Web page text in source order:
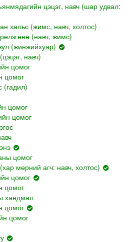
цэцэг, навч (шар удвал:
хальс (жимс, навч, холтос)
(навч, жимс)
(жинжийхуар)
навч)
цомог
цомог
(гадил)
цомог
цомог
цомог
мөрний агч: навч, холтос)
цомог
цомог
хандмал
цомог
цомог